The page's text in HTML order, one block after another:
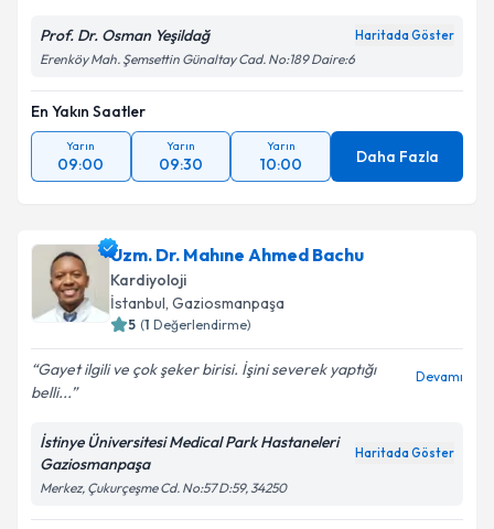
Prof. Dr. Osman Yeşildağ Haritada Göster
Erenköy Mah. Şemsettin Günaltay Cad. No:189 Daire:6
En Yakın Saatler
Yarın
09:00
Yarın
09:30
Yarın
10:00 Daha Fazla
Uzm. Dr. Mahıne Ahmed Bachu
Kardiyoloji
İstanbul, Gaziosmanpaşa
5 (1 Değerlendirme)
Gayet ilgili ve çok şeker birisi. İşini severek yaptığı
belli...
Devamı
İstinye Üniversitesi Medical Park Hastaneleri
Gaziosmanpaşa
Haritada Göster
Merkez, Çukurçeşme Cd. No:57 D:59, 34250